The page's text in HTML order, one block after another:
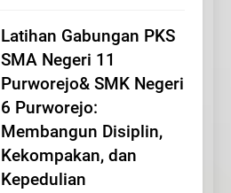
Latihan Gabungan PKS
SMA Negeri 11
Purworejo& SMK Negeri
6 Purworejo:
Membangun Disiplin,
Kekompakan, dan
Kepedulian